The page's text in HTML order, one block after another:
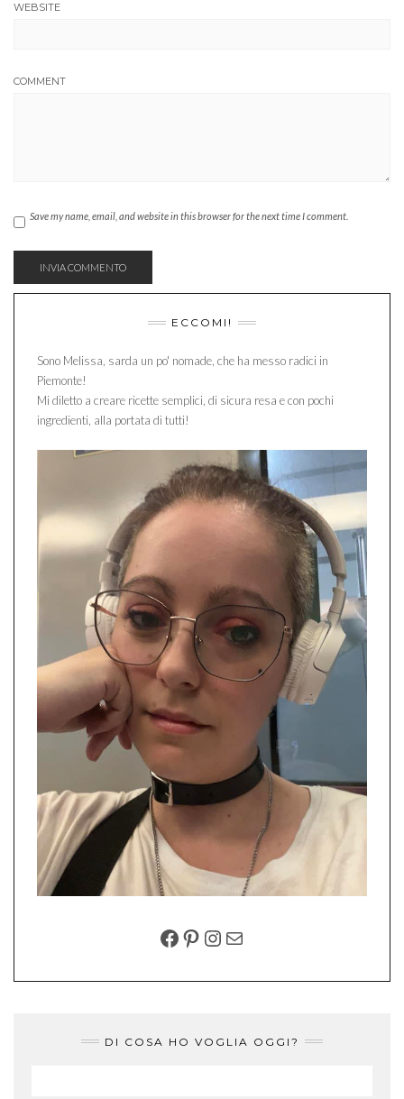
WEBSITE
COMMENT
Save my name, email, and website in this browser for the next time I comment.
ECCOMI!
Sono Melissa, sarda un po' nomade, che ha messo radici in
Piemonte!
Mi diletto a creare ricette semplici, di sicura resa e con pochi
ingredienti, alla portata di tutti!
FACEBOOK
PINTEREST
INSTAGRAM
EMAIL
DI COSA HO VOGLIA OGGI?